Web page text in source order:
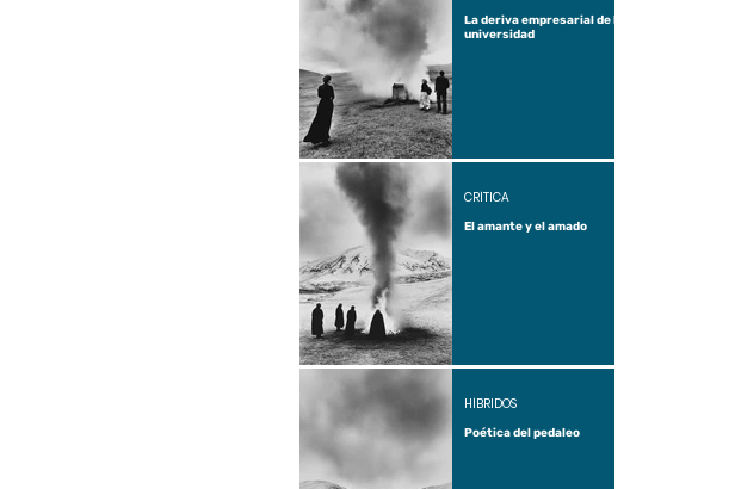
La deriva empresarial de la
universidad
El amante y el amado
CRÍTICA
Poética del pedaleo
HÍBRIDOS